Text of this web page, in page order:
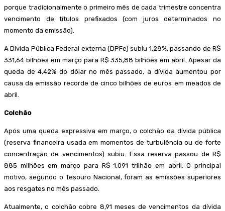
porque tradicionalmente o primeiro mês de cada trimestre concentra
vencimento de títulos prefixados (com juros determinados no
momento da emissão).
A Dívida Pública Federal externa (DPFe) subiu 1,28%, passando de R$
331,64 bilhões em março para R$ 335,88 bilhões em abril. Apesar da
queda de 4,42% do dólar no mês passado, a dívida aumentou por
causa da emissão recorde de cinco bilhões de euros em meados de
abril.
Colchão
Após uma queda expressiva em março, o colchão da dívida pública
(reserva financeira usada em momentos de turbulência ou de forte
concentração de vencimentos) subiu. Essa reserva passou de R$
885 milhões em março para R$ 1,091 trilhão em abril. O principal
motivo, segundo o Tesouro Nacional, foram as emissões superiores
aos resgates no mês passado.
Atualmente, o colchão cobre 8,91 meses de vencimentos da dívida